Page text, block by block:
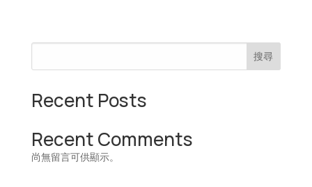
搜尋
Recent Posts
Recent Comments
尚無留言可供顯示。